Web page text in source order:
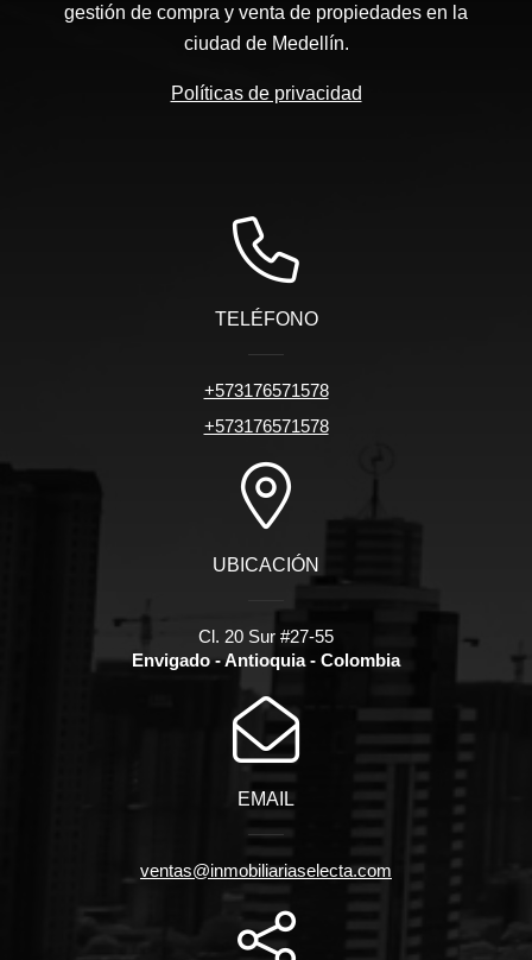
gestión de compra y venta de propiedades en la
ciudad de Medellín.
Políticas de privacidad
TELÉFONO
+573176571578
+573176571578
UBICACIÓN
Cl. 20 Sur #27-55
Envigado - Antioquia - Colombia
EMAIL
ventas@inmobiliariaselecta.com